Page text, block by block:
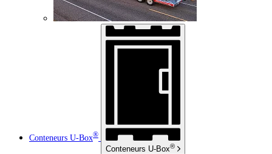
Conteneurs U-Box®
Conteneurs U-Box®